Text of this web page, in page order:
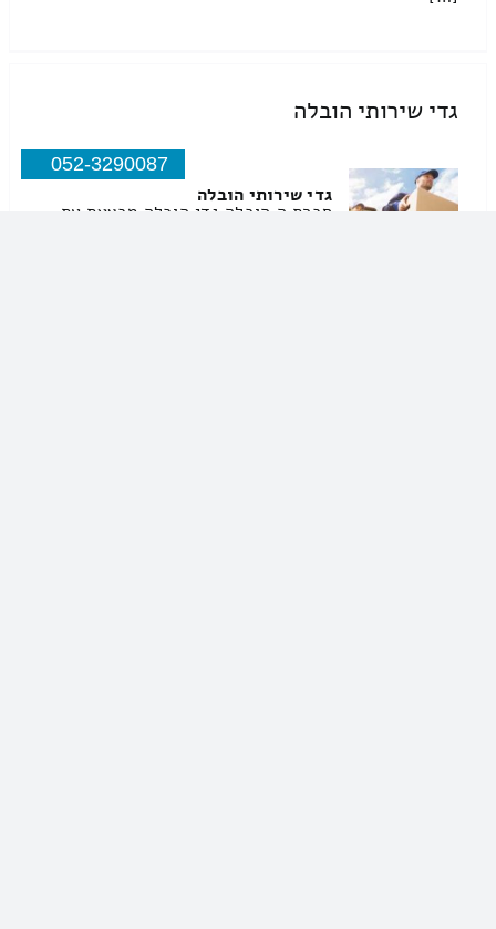
גדי שירותי הובלה
052-3290087
גדי שירותי הובלה
חברת ה הובלה גדי הובלה מבצעת את